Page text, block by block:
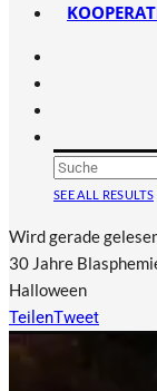
SEE ALL RESULTS
Wird gerade
30 Jahre
Halloween
TeilenTweet